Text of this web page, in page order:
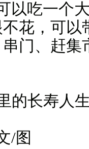
以吃一个
花，可以
门、赶集
的长寿人
/图